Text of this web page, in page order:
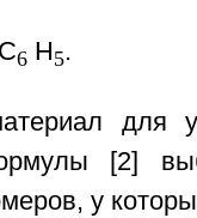
6 Н5.
для
[2]
у